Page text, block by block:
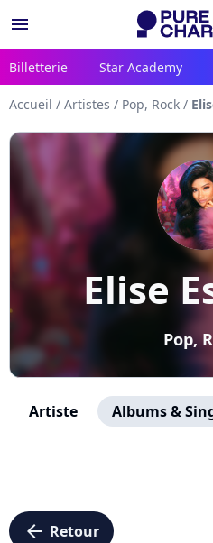
menu
Billetterie Star Academy
Accueil / Artistes / Pop, Rock /
Elise
Pop,
Artiste Albums &
arrow_left Retour